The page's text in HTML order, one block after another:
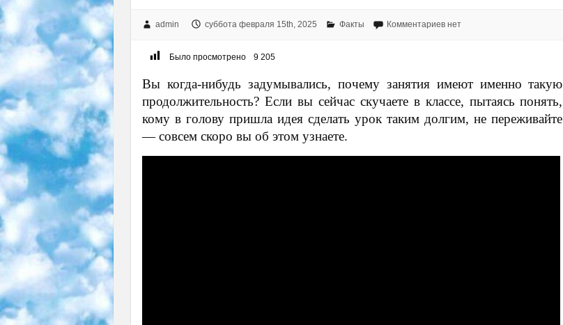
admin суббота февраля 15th, 2025 Факты Комментариев нет
Было просмотрено 9 205
Вы когда-нибудь задумывались, почему занятия имеют именно такую
продолжительность? Если вы сейчас скучаете в классе, пытаясь понять,
кому в голову пришла идея сделать урок таким долгим, не переживайте
— совсем скоро вы об этом узнаете.